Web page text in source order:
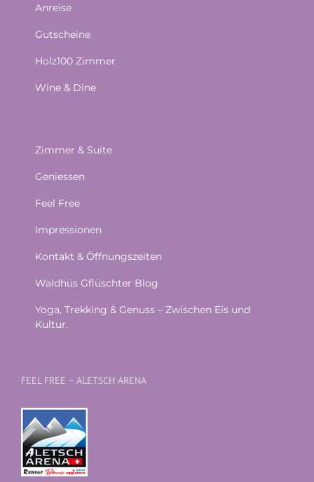
Anreise
Gutscheine
Holz100 Zimmer
Wine & Dine
Zimmer & Suite
Geniessen
Feel Free
Impressionen
Kontakt & Öffnungszeiten
Waldhüs Gflüschter Blog
Yoga, Trekking & Genuss – Zwischen Eis und
Kultur.
FEEL FREE – ALETSCH ARENA